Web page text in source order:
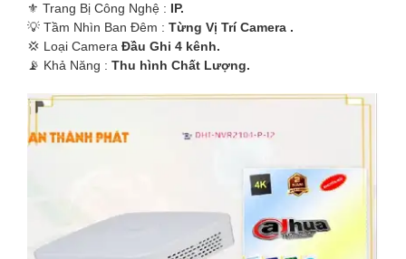
⚜️ Trang Bị Công Nghệ : IP.
💡 Tầm Nhìn Ban Đêm : Từng Vị Trí Camera .
💢 Loại Camera Đầu Ghi 4 kênh.
️📡 Khả Năng : Thu hình Chất Lượng.